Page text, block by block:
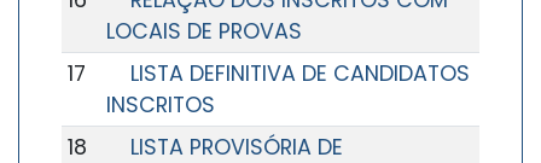
LOCAIS DE PROVAS
17
LISTA DEFINITIVA DE CANDIDATOS
INSCRITOS
18
LISTA PROVISÓRIA DE